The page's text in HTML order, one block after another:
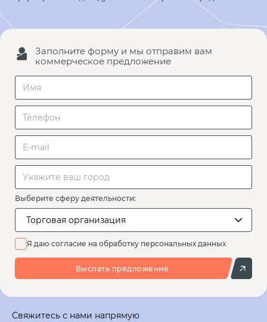
Заполните форму и мы отправим вам
коммерческое предложение
Выберите сферу деятельности:
Торговая организация
Я даю согласие на обработку персональных данных
Выслать предложение
Свяжитесь с нами напрямую